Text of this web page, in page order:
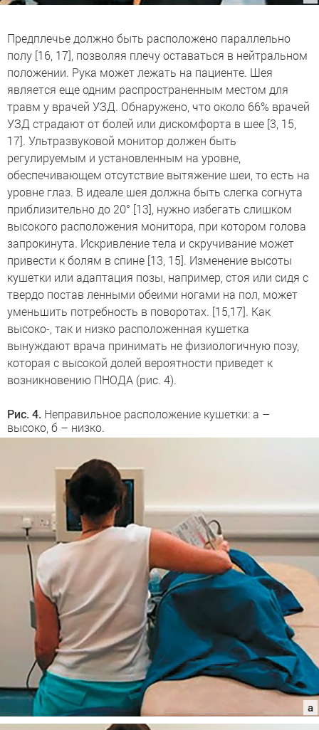
Предплечье должно быть расположено параллельно
полу [16, 17], позволяя плечу оставаться в нейтральном
положении. Рука может лежать на пациенте. Шея
является еще одним распространенным местом для
травм у врачей УЗД. Обнаружено, что около 66% врачей
УЗД страдают от болей или дискомфорта в шее [3, 15,
17]. Ультразвуковой монитор должен быть
регулируемым и установленным на уровне,
обеспечивающем отсутствие вытяжение шеи, то есть на
уровне глаз. В идеале шея должна быть слегка согнута
приблизительно до 20° [13], нужно избегать слишком
высокого расположения монитора, при котором голова
запрокинута. Искривление тела и скручивание может
привести к болям в спине [13, 15]. Изменение высоты
кушетки или адаптация позы, например, стоя или сидя с
твердо постав ленными обеими ногами на пол, может
уменьшить потребность в поворотах. [15,17]. Как
высоко-, так и низко расположенная кушетка
вынуждают врача принимать не физиологичную позу,
которая с высокой долей вероятности приведет к
возникновению ПНОДА (рис. 4).
Рис. 4. Неправильное расположение кушетки: а –
высоко, б – низко.